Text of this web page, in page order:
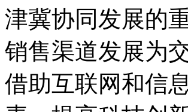
津冀协同发展的
销售渠道发展为
借助互联网和信